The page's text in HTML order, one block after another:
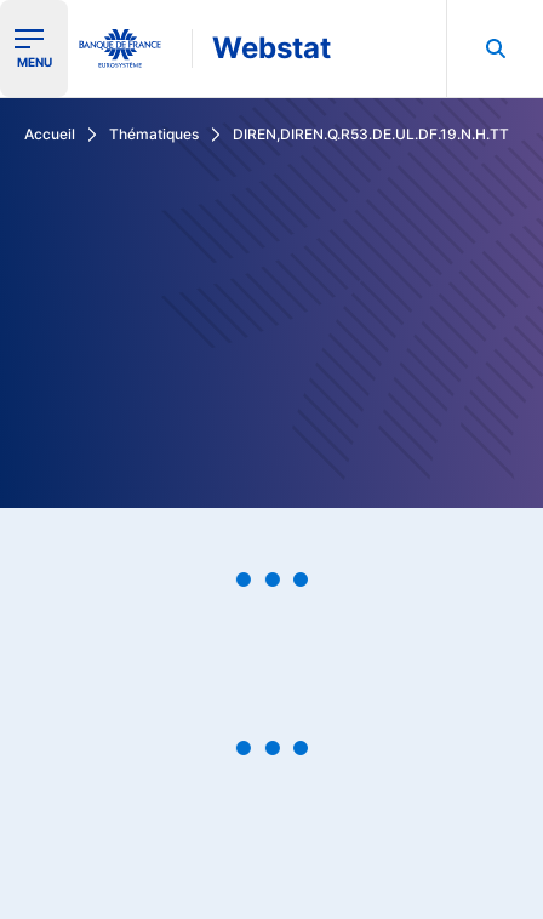
Ouvrir le menu de navigation
MENU Webstat
Accueil Thématiques DIREN,DIREN.Q.R53.DE.UL.DF.19.N.H.TT